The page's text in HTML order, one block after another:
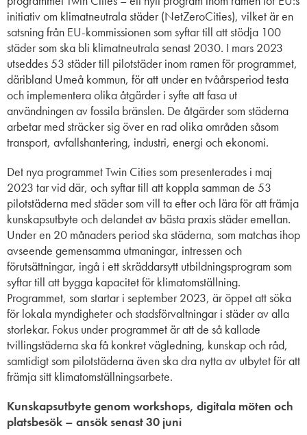
initiativ om klimatneutrala städer (NetZeroCities), vilket är en
satsning från EU-kommissionen som syftar till att stödja 100
städer som ska bli klimatneutrala senast 2030. I mars 2023
utseddes 53 städer till pilotstäder inom ramen för programmet,
däribland Umeå kommun, för att under en tvåårsperiod testa
och implementera olika åtgärder i syfte att fasa ut
användningen av fossila bränslen. De åtgärder som städerna
arbetar med sträcker sig över en rad olika områden såsom
transport, avfallshantering, industri, energi och ekonomi.
Det nya programmet Twin Cities som presenterades i maj
2023 tar vid där, och syftar till att koppla samman de 53
pilotstäderna med städer som vill ta efter och lära för att främja
kunskapsutbyte och delandet av bästa praxis städer emellan.
Under en 20 månaders period ska städerna, som matchas ihop
avseende gemensamma utmaningar, intressen och
förutsättningar, ingå i ett skräddarsytt utbildningsprogram som
syftar till att bygga kapacitet för klimatomställning.
Programmet, som startar i september 2023, är öppet att söka
för lokala myndigheter och stadsförvaltningar i städer av alla
storlekar. Fokus under programmet är att de så kallade
tvillingstäderna ska få konkret vägledning, kunskap och råd,
samtidigt som pilotstäderna även ska dra nytta av utbytet för att
främja sitt klimatomställningsarbete.
Kunskapsutbyte genom workshops, digitala möten och
platsbesök – ansök senast 30 juni